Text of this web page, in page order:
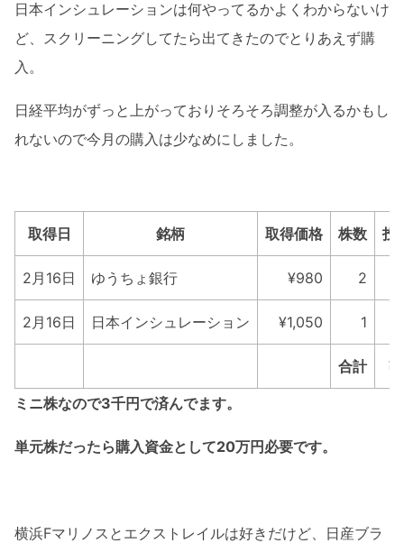
日本インシュレーションは何やってるかよくわからないけ
ど、スクリーニングしてたら出てきたのでとりあえず購
入。
日経平均がずっと上がっておりそろそろ調整が入るかもし
れないので今月の購入は少なめにしました。
取得日 銘柄 取得価格 株数 投
2月16日 ゆうちょ銀行 ¥980 2
2月16日 日本インシュレーション ¥1,050 1
合計
ミニ株なので3千円で済んでます。
単元株だったら購入資金として20万円必要です。
横浜Fマリノスとエクストレイルは好きだけど、日産ブラ